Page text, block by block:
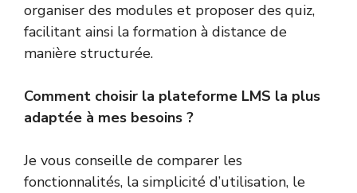
organiser des modules et proposer des quiz,
facilitant ainsi la formation à distance de
manière structurée.
Comment choisir la plateforme LMS la plus
adaptée à mes besoins ?
Je vous conseille de comparer les
fonctionnalités, la simplicité d’utilisation, le